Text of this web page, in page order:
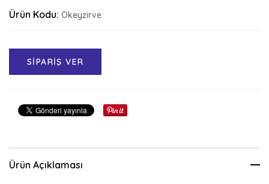
Ürün Kodu: Okeyzirve
SİPARİŞ VER
Ürün Açıklaması